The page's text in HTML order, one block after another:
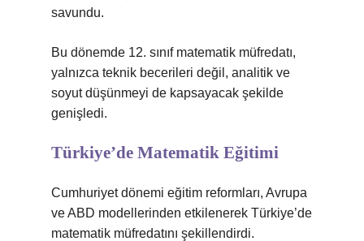
savundu.
Bu dönemde 12. sınıf matematik müfredatı,
yalnızca teknik becerileri değil, analitik ve
soyut düşünmeyi de kapsayacak şekilde
genişledi.
Türkiye’de Matematik Eğitimi
Cumhuriyet dönemi eğitim reformları, Avrupa
ve ABD modellerinden etkilenerek Türkiye’de
matematik müfredatını şekillendirdi.